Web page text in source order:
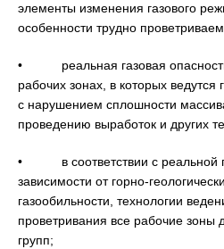
элементы изменения газового
особенности трудно
• реальная газовая опасность
рабочих зонах, в которых
с нарушением сплошности
проведению выработок и других
• в соответствии с реальной
зависимости от горно-
газообильности, технологии
проветривания все рабочие зоны
групп;